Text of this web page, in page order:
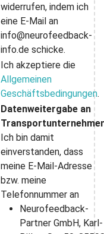
widerrufen, indem ich
eine E-Mail an
info@neurofeedback-
info.de schicke.
Ich akzeptiere die
Allgemeinen
Geschäftsbedingungen.
Datenweitergabe an
Ich bin damit
einverstanden, dass
meine E-Mail-Adresse
bzw. meine
Telefonnummer an
Neurofeedback-
Partner GmbH, Karl-